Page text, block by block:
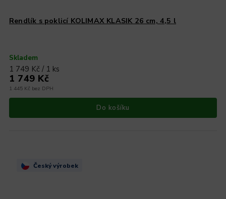
Rendlík s poklicí KOLIMAX KLASIK 26 cm, 4,5 l
Skladem
1 445 Kč bez DPH
1 749 Kč
1 749 Kč / 1 ks
Do košíku
Český výrobek